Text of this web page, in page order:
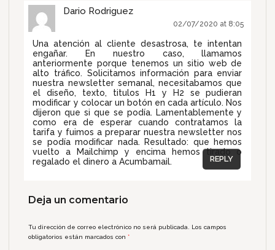
Dario Rodriguez
02/07/2020 at 8:05
Una atención al cliente desastrosa, te intentan
engañar. En nuestro caso, llamamos
anteriormente porque tenemos un sitio web de
alto tráfico. Solicitamos información para enviar
nuestra newsletter semanal, necesitabamos que
el diseño, texto, titulos H1 y H2 se pudieran
modificar y colocar un botón en cada artículo. Nos
dijeron que si que se podía. Lamentablemente y
como era de esperar cuando contratamos la
tarifa y fuimos a preparar nuestra newsletter nos
se podía modificar nada. Resultado: que hemos
vuelto a Mailchimp y encima hemos tirado o
regalado el dinero a Acumbamail.
REPLY
Deja un comentario
Tu dirección de correo electrónico no será publicada. Los campos
obligatorios están marcados con*